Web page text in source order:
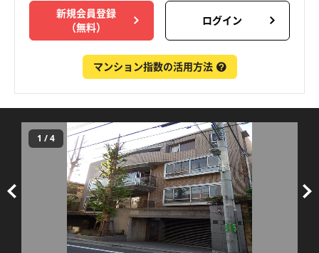
新規会員登録
（無料）
ログイン
マンション指数の活用方法
1 /4